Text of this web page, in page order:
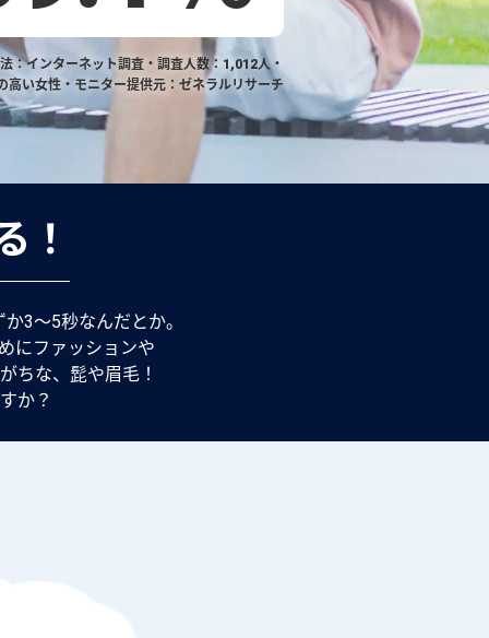
インターネット調査・調査人数：1,012人・
高い女性・モニター提供元：ゼネラルリサーチ
！
3〜5秒なんだとか。
にファッションや
ちな、髭や眉毛！
か？